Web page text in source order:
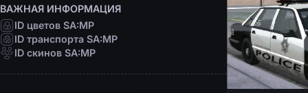
ВАЖНАЯ ИНФОРМАЦИЯ
ID цветов SA:MP
ID транспорта SA:MP
ID скинов SA:MP